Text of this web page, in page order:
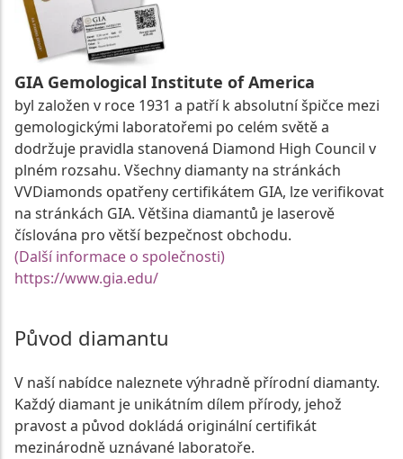
GIA Gemological Institute of America
byl založen v roce 1931 a patří k absolutní špičce mezi
gemologickými laboratořemi po celém světě a
dodržuje pravidla stanovená Diamond High Council v
plném rozsahu. Všechny diamanty na stránkách
VVDiamonds opatřeny certifikátem GIA, lze verifikovat
na stránkách GIA. Většina diamantů je laserově
číslována pro větší bezpečnost obchodu.
(Další informace o společnosti)
https://www.gia.edu/
Původ diamantu
V naší nabídce naleznete výhradně přírodní diamanty.
Každý diamant je unikátním dílem přírody, jehož
pravost a původ dokládá originální certifikát
mezinárodně uznávané laboratoře.